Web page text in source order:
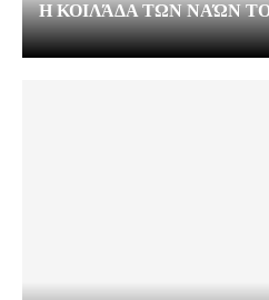
Η ΚΟΙΛΆΔΑ ΤΩΝ ΝΑΏΝ